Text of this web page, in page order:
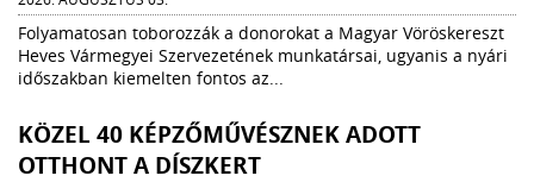
Folyamatosan toborozzák a donorokat a Magyar Vöröskereszt
Heves Vármegyei Szervezetének munkatársai, ugyanis a nyári
időszakban kiemelten fontos az...
KÖZEL 40 KÉPZŐMŰVÉSZNEK ADOTT
OTTHONT A DÍSZKERT